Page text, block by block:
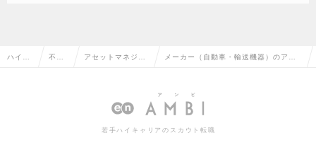
ハイク 不動 アセットマネジメ
ンド・PE投資
メーカー（自動車・輸送機器）のアセ
E投資の転職・求人情報一覧
若手ハイキャリアのスカウト転職